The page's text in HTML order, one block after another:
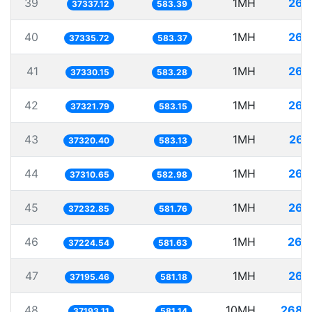
39 37337.12 583.39 1MH
40 37335.72 583.37 1MH
41 37330.15 583.28 1MH
42 37321.79 583.15 1MH
43 37320.40 583.13 1MH
44 37310.65 582.98 1MH
45 37232.85 581.76 1MH
46 37224.54 581.63 1MH
47 37195.46 581.18 1MH